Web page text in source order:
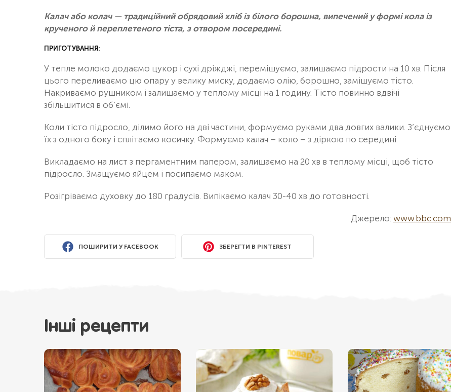
Калач або колач — традиційний обрядовий хліб із білого борошна, випечений у формі кола із
крученого й переплетеного тіста, з отвором посередині.
ПРИГОТУВАННЯ:
У тепле молоко додаємо цукор і сухі дріжджі, перемішуємо, залишаємо підрости на 10 хв. Після
цього переливаємо цю опару у велику миску, додаємо олію, борошно, замішуємо тісто.
Накриваємо рушником і залишаємо у теплому місці на 1 годину. Тісто повинно вдвічі
збільшитися в об’ємі.
Коли тісто підросло, ділимо його на дві частини, формуємо руками два довгих валики. З’єднуємо
їх з одного боку і сплітаємо косичку. Формуємо калач – коло – з діркою по середині.
Викладаємо на лист з пергаментним папером, залишаємо на 20 хв в теплому місці, щоб тісто
підросло. Змащуємо яйцем і посипаємо маком.
Розігріваємо духовку до 180 градусів. Випікаємо калач 30-40 хв до готовності.
Джерело: www.bbc.com
ПОШИРИТИ У FACEBOOK ЗБЕРЕГТИ В PINTEREST
Інші рецепти